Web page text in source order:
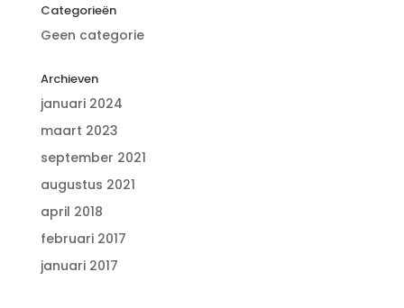
Categorieën
Geen categorie
Archieven
januari 2024
maart 2023
september 2021
augustus 2021
april 2018
februari 2017
januari 2017